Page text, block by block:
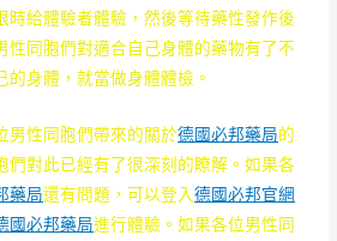
時給體驗者體驗，然後等待藥性發作後
性同胞們對適合自己身體的藥物有了不
身體，就當做身體體檢。
男性同胞們帶來的關於德國必邦藥局的
們對此已經有了很深刻的瞭解。如果各
藥局還有問題，可以登入德國必邦官網
國必邦藥局進行體驗。如果各位男性同